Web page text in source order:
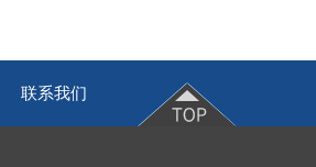
联系我们